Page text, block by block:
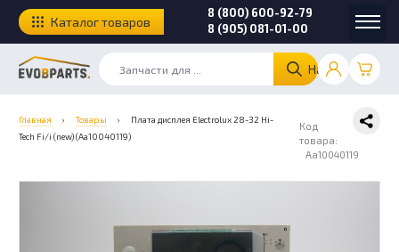
Найти
8 (800) 600-92-79
8 (905) 081-01-00
Каталог товаров
Главная › Товары ›
Плата дисплея Electrolux 28-32 Hi-
Tech Fi/i (new) (Aa10040119)
Код
товара:
Aa10040119